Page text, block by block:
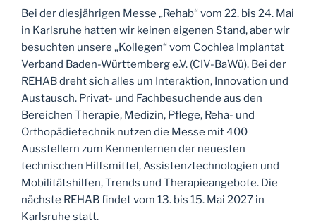
Bei der diesjährigen Messe „Rehab“ vom 22. bis 24. Mai
in Karlsruhe hatten wir keinen eigenen Stand, aber wir
besuchten unsere „Kollegen“ vom Cochlea Implantat
Verband Baden-Württemberg e.V. (CIV-BaWü). Bei der
REHAB dreht sich alles um Interaktion, Innovation und
Austausch. Privat- und Fachbesuchende aus den
Bereichen Therapie, Medizin, Pflege, Reha- und
Orthopädietechnik nutzen die Messe mit 400
Ausstellern zum Kennenlernen der neuesten
technischen Hilfsmittel, Assistenztechnologien und
Mobilitätshilfen, Trends und Therapieangebote. Die
nächste REHAB findet vom 13. bis 15. Mai 2027 in
Karlsruhe statt.